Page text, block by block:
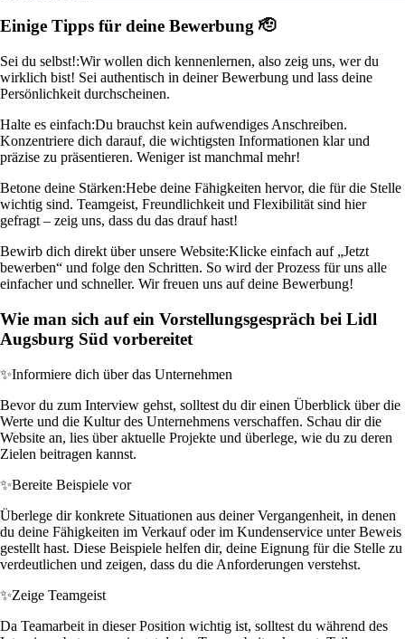
Einige Tipps für deine Bewerbung 🫡
Sei du selbst!:Wir wollen dich kennenlernen, also zeig uns, wer du
wirklich bist! Sei authentisch in deiner Bewerbung und lass deine
Persönlichkeit durchscheinen.
Halte es einfach:Du brauchst kein aufwendiges Anschreiben.
Konzentriere dich darauf, die wichtigsten Informationen klar und
präzise zu präsentieren. Weniger ist manchmal mehr!
Betone deine Stärken:Hebe deine Fähigkeiten hervor, die für die Stelle
wichtig sind. Teamgeist, Freundlichkeit und Flexibilität sind hier
gefragt – zeig uns, dass du das drauf hast!
Bewirb dich direkt über unsere Website:Klicke einfach auf „Jetzt
bewerben“ und folge den Schritten. So wird der Prozess für uns alle
einfacher und schneller. Wir freuen uns auf deine Bewerbung!
Wie man sich auf ein Vorstellungsgespräch bei Lidl
Augsburg Süd vorbereitet
✨Informiere dich über das Unternehmen
Bevor du zum Interview gehst, solltest du dir einen Überblick über die
Werte und die Kultur des Unternehmens verschaffen. Schau dir die
Website an, lies über aktuelle Projekte und überlege, wie du zu deren
Zielen beitragen kannst.
✨Bereite Beispiele vor
Überlege dir konkrete Situationen aus deiner Vergangenheit, in denen
du deine Fähigkeiten im Verkauf oder im Kundenservice unter Beweis
gestellt hast. Diese Beispiele helfen dir, deine Eignung für die Stelle zu
verdeutlichen und zeigen, dass du die Anforderungen verstehst.
✨Zeige Teamgeist
Da Teamarbeit in dieser Position wichtig ist, solltest du während des